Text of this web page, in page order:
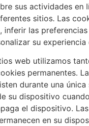
sus actividades en
sitios. Las
inferir las
su experiencia
web utilizamos
permanentes.
durante una única
su dispositivo
el dispositivo.
en su